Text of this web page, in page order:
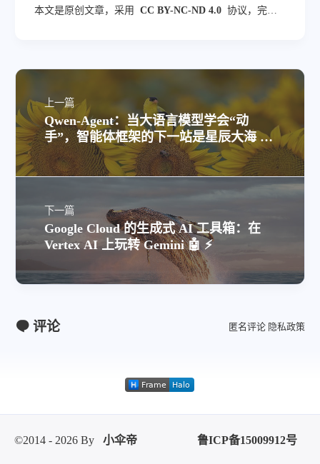
本文是原创文章，采用
CC BY-NC-ND 4.0 协议，完整
上一篇
Qwen-Agent：当大语言模型学会“动
手”，智能体框架的下一站是星辰大海 🚀
🤖
下一篇
Google Cloud 的生成式 AI 工具箱：在
Vertex AI 上玩转 Gemini 🤖 ⚡
评论 匿名评论 隐私政策
©2014 - 2026 By 小伞帝 鲁ICP备15009912号